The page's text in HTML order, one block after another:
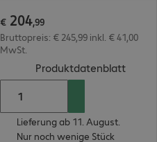
€ 204,99
Bruttopreis: € 245,99 inkl. € 41,00
MwSt.
Produktdatenblatt(
Lieferung ab 11. August.
Nur noch wenige Stück